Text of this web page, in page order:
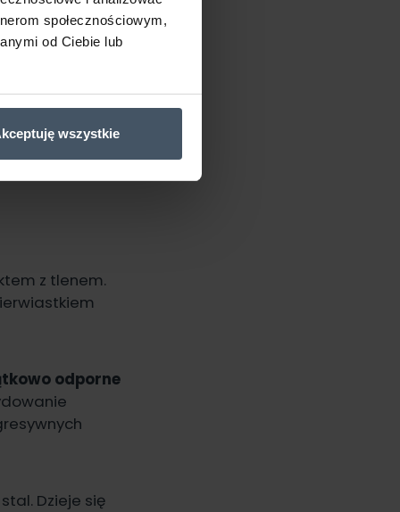
społecznościowym,
od Ciebie lub
wszystkie
ochrona
z tlenem.
odporne
Dzieje się